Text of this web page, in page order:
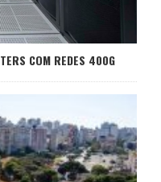
COM REDES 400G